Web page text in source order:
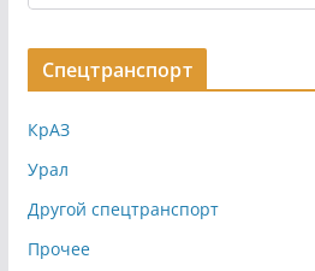
Спецтранспорт
КрАЗ
Урал
Другой спецтранспорт
Прочее